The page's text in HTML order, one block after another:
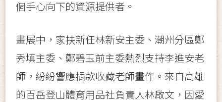
個手心向下的資源提供者。
畫展中，家扶新任林新安主委、潮州分區鄭
秀填主委、鄭碧玉前主委熱烈支持李進安老
師，紛紛響應捐款收藏老師畫作。來自高雄
的百岳登山體育用品社負責人林啟文 ，因愛